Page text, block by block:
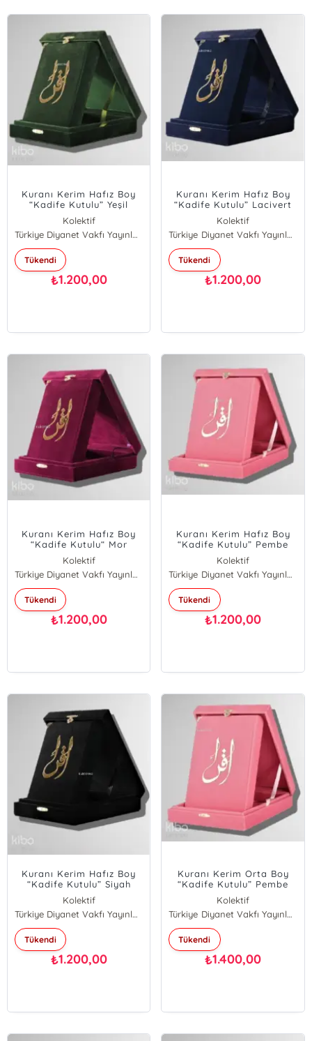
Kuranı Kerim Hafız Boy
“Kadife Kutulu” Yeşil
Kolektif
Türkiye Diyanet Vakfı Yayınları
Tükendi
₺1.200,00
Kuranı Kerim Hafız Boy
“Kadife Kutulu” Lacivert
Kolektif
Türkiye Diyanet Vakfı Yayınları
Tükendi
₺1.200,00
Kuranı Kerim Hafız Boy
“Kadife Kutulu“ Mor
Kolektif
Türkiye Diyanet Vakfı Yayınları
Tükendi
₺1.200,00
Kuranı Kerim Hafız Boy
“Kadife Kutulu” Pembe
Kolektif
Türkiye Diyanet Vakfı Yayınları
Tükendi
₺1.200,00
Kuranı Kerim Hafız Boy
“Kadife Kutulu” Siyah
Kolektif
Türkiye Diyanet Vakfı Yayınları
Tükendi
₺1.200,00
Kuranı Kerim Orta Boy
“Kadife Kutulu” Pembe
Kolektif
Türkiye Diyanet Vakfı Yayınları
Tükendi
₺1.400,00